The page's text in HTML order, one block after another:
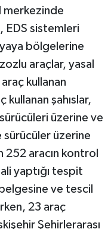
merkezinde
EDS sistemleri
yaya bölgelerine
araçlar, yasal
kullanan
şahıslar,
üzerine ve
sürücüler üzerine
aracın kontrol
yaptığı tespit
ve tescil
23 araç
Şehirlerarası